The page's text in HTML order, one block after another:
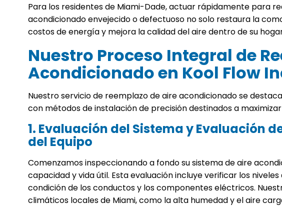
Para los residentes de Miami-Dade, actuar rápidamente para
acondicionado envejecido o defectuoso no solo restaura la
costos de energía y mejora la calidad del aire dentro de su
Nuestro Proceso Integral de
Acondicionado en Kool Flow
Nuestro servicio de reemplazo de aire acondicionado se
con métodos de instalación de precisión destinados a
1. Evaluación del Sistema y Evaluación
del Equipo
Comenzamos inspeccionando a fondo su sistema de aire
capacidad y vida útil. Esta evaluación incluye verificar los
condición de los conductos y los componentes eléctricos.
climáticos locales de Miami, como la alta humedad y el aire